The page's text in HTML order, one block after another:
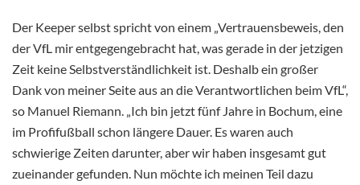
Der Keeper selbst spricht von einem „Vertrauensbeweis, den
der VfL mir entgegengebracht hat, was gerade in der jetzigen
Zeit keine Selbstverständlichkeit ist. Deshalb ein großer
Dank von meiner Seite aus an die Verantwortlichen beim VfL“,
so Manuel Riemann. „Ich bin jetzt fünf Jahre in Bochum, eine
im Profifußball schon längere Dauer. Es waren auch
schwierige Zeiten darunter, aber wir haben insgesamt gut
zueinander gefunden. Nun möchte ich meinen Teil dazu